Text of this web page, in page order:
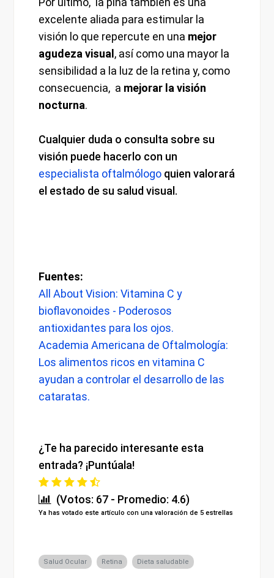
excelente aliada para estimular la
visión lo que repercute en una mejor
agudeza visual , así como una mayor la
sensibilidad a la luz de la retina y, como
consecuencia, a mejorar la visión
nocturna.
Cualquier duda o consulta sobre su
visión puede hacerlo con un
especialista oftalmólogo quien valorará
el estado de su salud visual.
Fuentes:
All About Vision: Vitamina C y
bioflavonoides - Poderosos
antioxidantes para los ojos.
Academia Americana de Oftalmología:
Los alimentos ricos en vitamina C
ayudan a controlar el desarrollo de las
cataratas.
¿Te ha parecido interesante esta
entrada? ¡Puntúala!
(Votos: 67 - Promedio: 4.6)
Ya has votado este artículo con una valoración de 5 estrellas
Salud Ocular Retina Dieta saludable